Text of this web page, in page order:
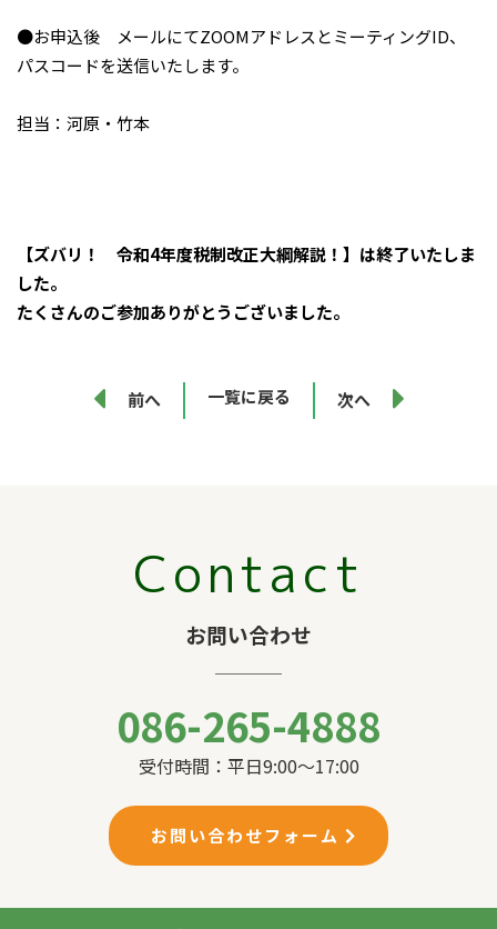
●お申込後 メールにてZOOMアドレスとミーティングID、
パスコードを送信いたします。
担当：河原・竹本
【ズバリ！ 令和4年度税制改正大綱解説！】は終了いたしま
した。
たくさんのご参加ありがとうございました。
前へ 一覧に戻る 次へ
Contact
お問い合わせ
086-265-4888
受付時間：平日9:00〜17:00
お問い合わせフォーム